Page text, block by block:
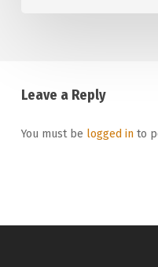
Leave a Reply
You must be logged into